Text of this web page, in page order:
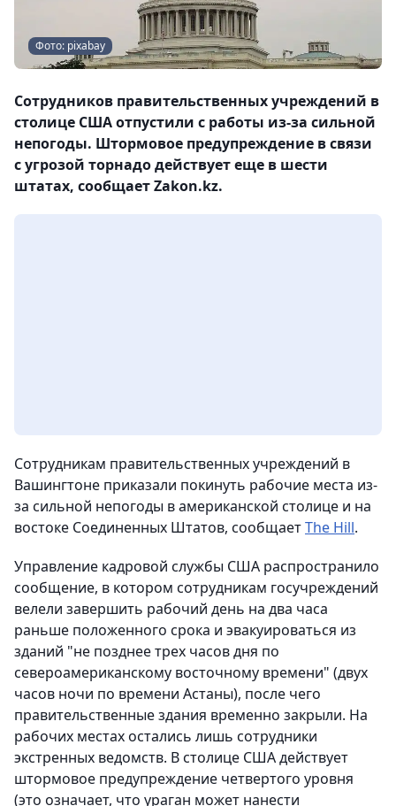
Фото: pixabay
Сотрудников правительственных учреждений в
столице США отпустили с работы из-за сильной
непогоды. Штормовое предупреждение в связи
с угрозой торнадо действует еще в шести
штатах, сообщает Zakon.kz.
Сотрудникам правительственных учреждений в
Вашингтоне приказали покинуть рабочие места из-
за сильной непогоды в американской столице и на
востоке Соединенных Штатов, сообщаетThe Hill.
Управление кадровой службы США распространило
сообщение, в котором сотрудникам госучреждений
велели завершить рабочий день на два часа
раньше положенного срока и эвакуироваться из
зданий "не позднее трех часов дня по
североамериканскому восточному времени" (двух
часов ночи по времени Астаны), после чего
правительственные здания временно закрыли. На
рабочих местах остались лишь сотрудники
экстренных ведомств. В столице США действует
штормовое предупреждение четвертого уровня
(это означает, что ураган может нанести